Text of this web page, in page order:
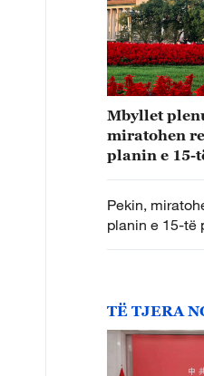
Mbyllet
miratohen
planin e 15-
Pekin,
planin e 15-të
TË TJERA